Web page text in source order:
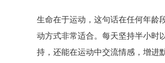
生命在于运动，这句话在任何年龄
动方式非常适合。每天坚持半小时
持，还能在运动中交流情感，增进